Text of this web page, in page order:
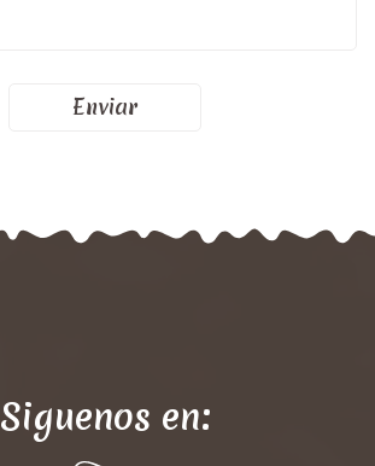
Enviar
Siguenos en: